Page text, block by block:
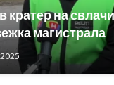
кратер на
магистрала